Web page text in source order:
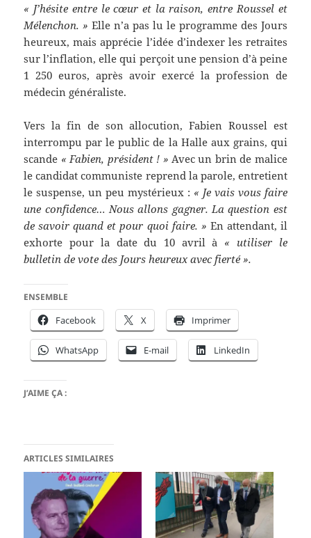
« J’hésite entre le cœur et la raison, entre Roussel et
Mélenchon. » Elle n’a pas lu le programme des Jours
heureux, mais apprécie l’idée d’indexer les retraites
sur l’inflation, elle qui perçoit une pension d’à peine
1 250 euros, après avoir exercé la profession de
médecin généraliste.
Vers la fin de son allocution, Fabien Roussel est
interrompu par le public de la Halle aux grains, qui
scande « Fabien, président ! » Avec un brin de malice
le candidat communiste reprend la parole, entretient
le suspense, un peu mystérieux : « Je vais vous faire
une confidence… Nous allons gagner. La question est
de savoir quand et pour quoi faire. » En attendant, il
exhorte pour la date du 10 avril à « utiliser le
bulletin de vote des Jours heureux avec fierté ».
ENSEMBLE
Facebook X Imprimer
WhatsApp E-mail LinkedIn
J’AIME ÇA :
ARTICLES SIMILAIRES